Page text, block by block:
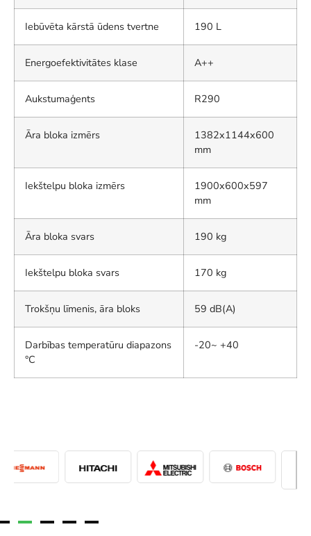
Iebūvēta kārstā ūdens tvertne 190 L
Energoefektivitātes klase A++
Aukstumaģents R290
Āra bloka izmērs
1382x1144x600
mm
Iekštelpu bloka izmērs
1900x600x597
mm
Āra bloka svars 190 kg
Iekštelpu bloka svars 170 kg
Trokšņu līmenis, āra bloks 59 dB(A)
Darbības temperatūru diapazons
°C
-20~ +40